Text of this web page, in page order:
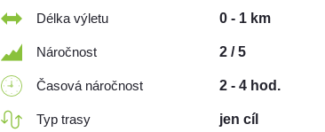
Délka výletu 0 - 1 km
Náročnost 2 / 5
Časová náročnost 2 - 4 hod.
Typ trasy jen cíl